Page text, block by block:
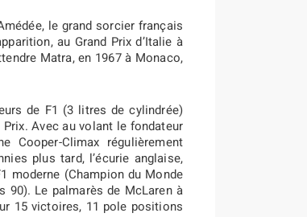
le grand sorcier français
au Grand Prix d’Italie à
Matra, en 1967 à Monaco,
de F1 (3 litres de cylindrée)
Avec au volant le fondateur
Cooper-Climax régulièrement
plus tard, l’écurie anglaise,
moderne (Champion du Monde
90). Le palmarès de McLaren à
15 victoires, 11 pole positions